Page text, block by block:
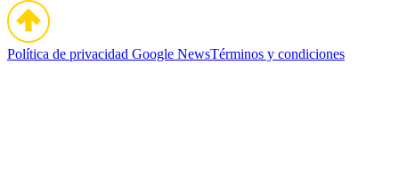
Política de privacidad Google NewsTérminos y condiciones